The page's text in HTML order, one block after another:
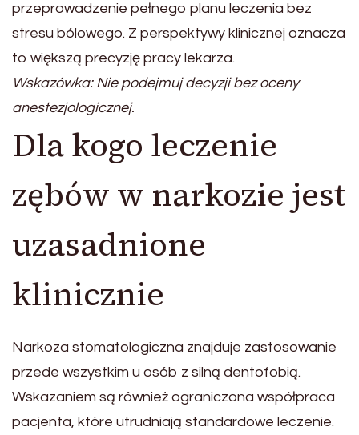
przeprowadzenie pełnego planu leczenia bez
stresu bólowego. Z perspektywy klinicznej oznacza
to większą precyzję pracy lekarza.
Wskazówka: Nie podejmuj decyzji bez oceny
anestezjologicznej.
Dla kogo leczenie
zębów w narkozie jest
uzasadnione
klinicznie
Narkoza stomatologiczna znajduje zastosowanie
przede wszystkim u osób z silną dentofobią.
Wskazaniem są również ograniczona współpraca
pacjenta, które utrudniają standardowe leczenie.